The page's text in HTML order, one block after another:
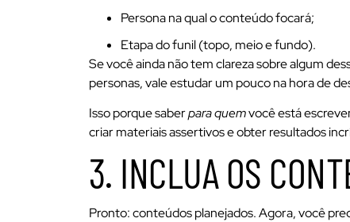
Persona na qual o conteúdo focará;
Etapa do funil (topo, meio e fundo).
Se você ainda não tem clareza sobre algum
personas, vale estudar um pouco na hora de
Isso porque saberpara quemvocê está
criar materiais assertivos e obter resultados
3. INCLUA OS
Pronto: conteúdos planejados. Agora, você